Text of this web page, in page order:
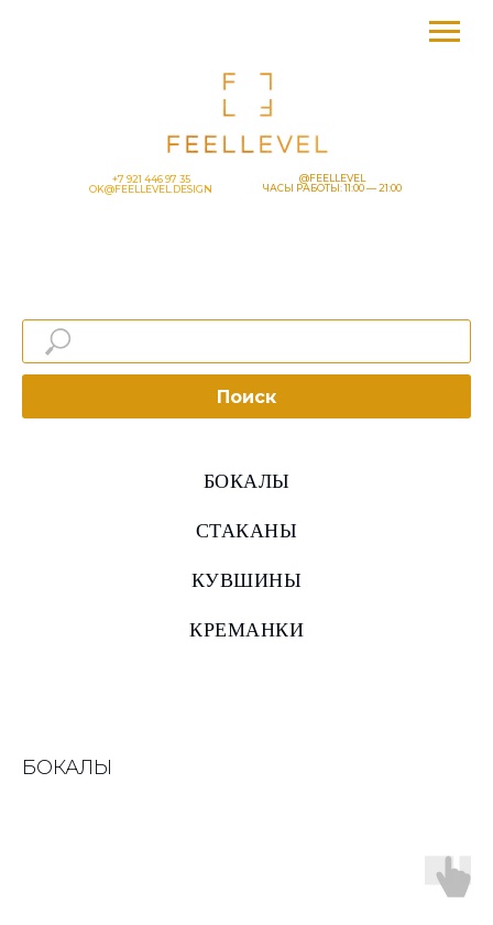
+7 921 446 97 35
OK@FEELLEVEL.DESIGN
@FEELLEVEL
ЧАСЫ РАБОТЫ: 11:00 — 21:00
Поиск
БОКАЛЫ
СТАКАНЫ
КУВШИНЫ
КРЕМАНКИ
БОКАЛЫ